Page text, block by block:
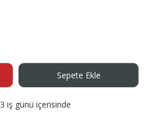
Sepete Ekle
3 iş günü içerisinde